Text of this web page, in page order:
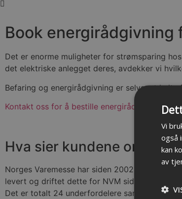
Book energirådgivning
Det er enorme muligheter for strømsparing
det elektriske anlegget deres, avdekker vi
Befaring og energirådgivning er selvsagt helt
Kontakt oss for å bestille energirådgivning!
Hva sier kundene om oss
Norges Varemesse har siden 2002 levert
levert og driftet dette for NVM siden dette
Det er totalt 24 underfordelere samt 3
Vi
også
kan
av